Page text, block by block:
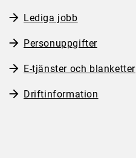
Lediga jobb
Personuppgifter
E-tjänster och blanketter
Driftinformation